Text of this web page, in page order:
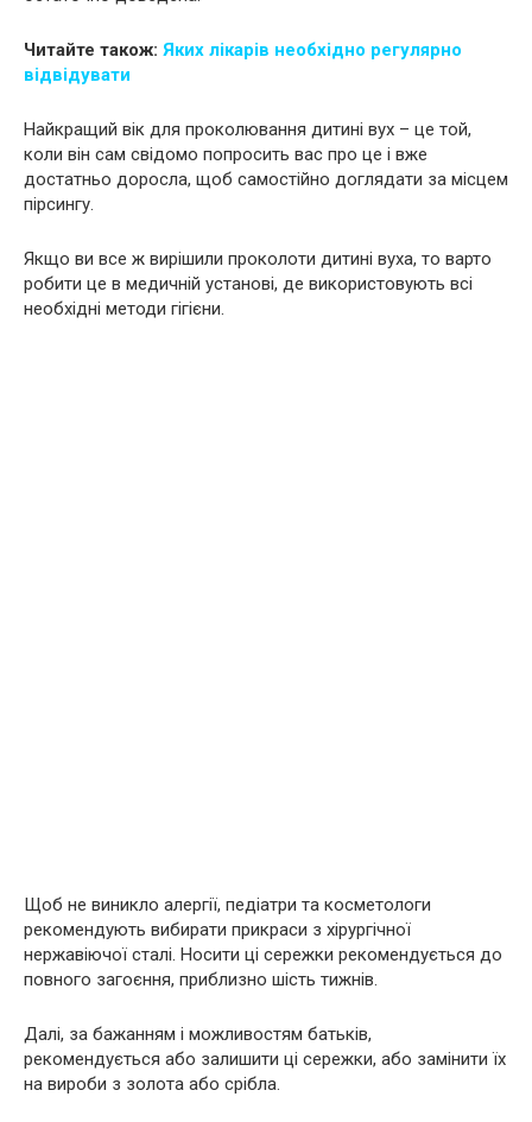
Читайте також: Яких лікарів необхідно регулярно
відвідувати
Найкращий вік для проколювання дитині вух – це той,
коли він сам свідомо попросить вас про це і вже
достатньо доросла, щоб самостійно доглядати за місцем
пірсингу.
Якщо ви все ж вирішили проколоти дитині вуха, то варто
робити це в медичній установі, де використовують всі
необхідні методи гігієни.
Щоб не виникло алергії, педіатри та косметологи
рекомендують вибирати прикраси з хірургічної
нержавіючої сталі. Носити ці сережки рекомендується до
повного загоєння, приблизно шість тижнів.
Далі, за бажанням і можливостям батьків,
рекомендується або залишити ці сережки, або замінити їх
на вироби з золота або срібла.